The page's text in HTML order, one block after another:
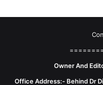
Owner And
Office Address:- Behind Dr